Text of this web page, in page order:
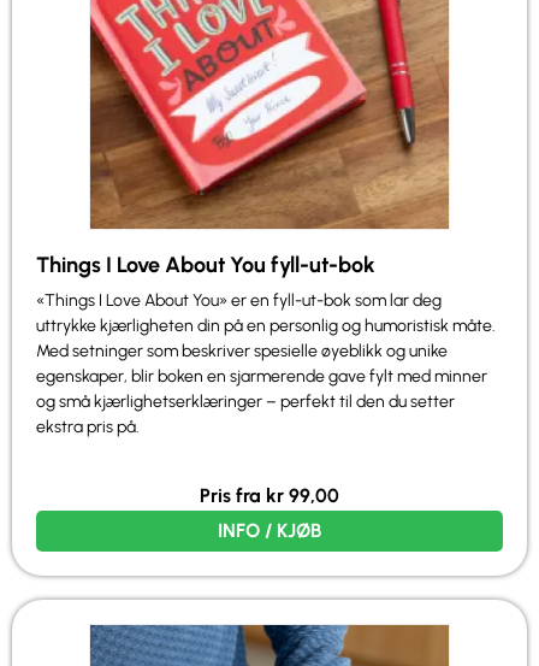
Things I Love About You fyll-ut-bok
«Things I Love About You» er en fyll-ut-bok som lar deg
uttrykke kjærligheten din på en personlig og humoristisk måte.
Med setninger som beskriver spesielle øyeblikk og unike
egenskaper, blir boken en sjarmerende gave fylt med minner
og små kjærlighetserklæringer – perfekt til den du setter
ekstra pris på.
Pris fra kr 99,00
INFO / KJØB